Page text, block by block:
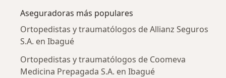
Aseguradoras más populares
Ortopedistas y traumatólogos de Allianz Seguros
S.A. en Ibagué
Ortopedistas y traumatólogos de Coomeva
Medicina Prepagada S.A. en Ibagué